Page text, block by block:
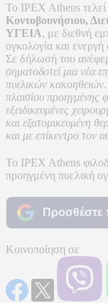
Το IPEX Athens
Κοντοβουνήσιου,
ΥΓΕΙΑ, με διεθνή
ογκολογία και
Σε δήλωσή του
σηματοδοτεί μια νέα
πυελικών κακοηθειών.
πλαισίου προηγμένης
εξειδικευμένες
και εξατομικευμένη
και με επίκεντρο τον
Το IPEX Athens
προηγμένη πυελική
Προσθέστε
Κοινοποίηση σε